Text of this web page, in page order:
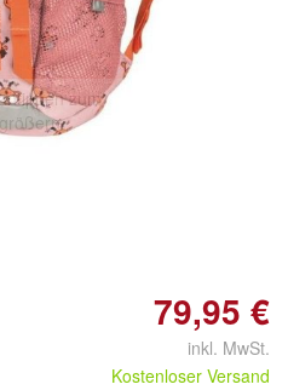
zum
79,95 €
inkl. MwSt.
Kostenloser Versand